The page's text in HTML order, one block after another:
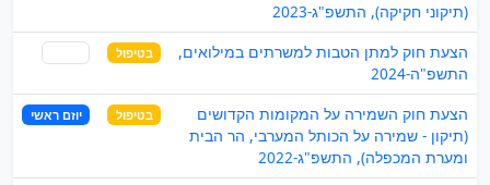
(תיקוני חקיקה), התשפ"ג-2023
הצעת חוק למתן הטבות למשרתים במילואים,
התשפ"ה-2024
בטיפול
הצעת חוק השמירה על המקומות הקדושים
(תיקון - שמירה על הכותל המערבי, הר הבית
ומערת המכפלה), התשפ"ג-2022
בטיפול יוזם ראשי